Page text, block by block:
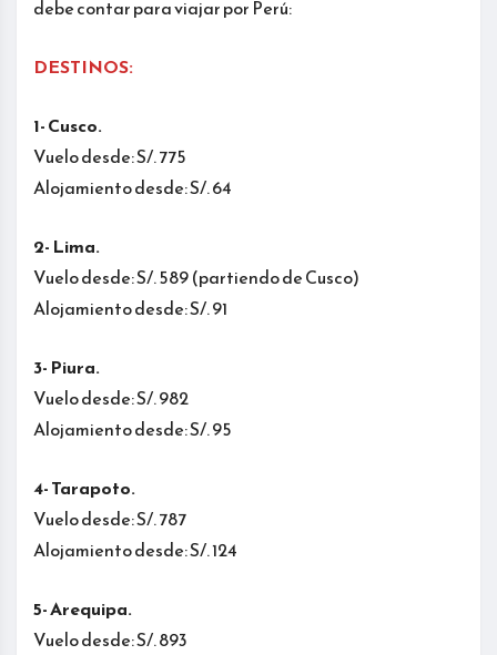
debe contar para viajar por Perú:
DESTINOS:
1- Cusco.
Vuelo desde: S/. 775
Alojamiento desde: S/. 64
2- Lima.
Vuelo desde: S/. 589 (partiendo de Cusco)
Alojamiento desde: S/. 91
3- Piura.
Vuelo desde: S/. 982
Alojamiento desde: S/. 95
4- Tarapoto.
Vuelo desde: S/. 787
Alojamiento desde: S/. 124
5- Arequipa.
Vuelo desde: S/. 893